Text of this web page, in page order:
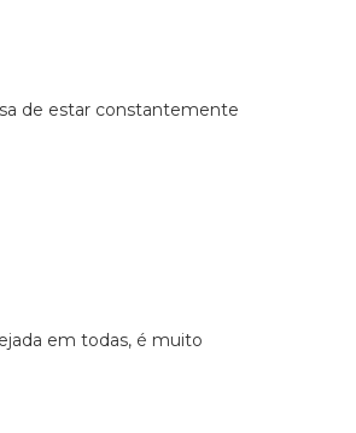
de estar constantemente
em todas, é muito